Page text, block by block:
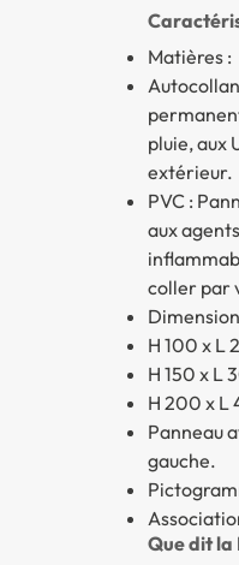
Matières :
pluie, aux
extérieur.
PVC :
aux
coller par
H 100 x L
H 150 x L
H 200 x L
Panneau
gauche.
Que dit la